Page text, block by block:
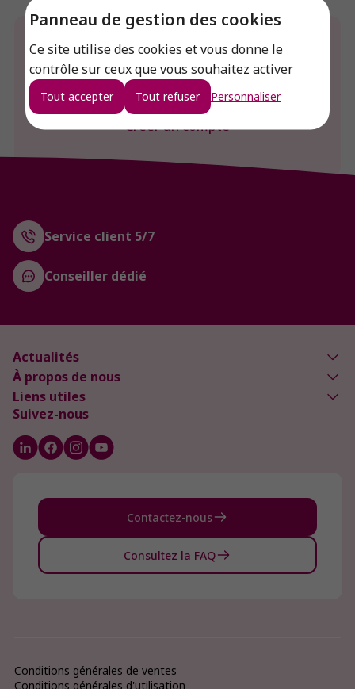
Panneau de gestion des cookies
Ce site utilise des cookies et vous donne le
contrôle sur ceux que vous souhaitez activer
Tout accepter Tout refuser Personnaliser
Envie de connaitre le prix de ce produit ?
Connexion
Créer un compte
Service client 5/7
Conseiller dédié
Actualités
À propos de nous
Liens utiles
Suivez-nous
Contactez-nous
Consultez la FAQ
Conditions générales de ventes
Conditions générales d'utilisation